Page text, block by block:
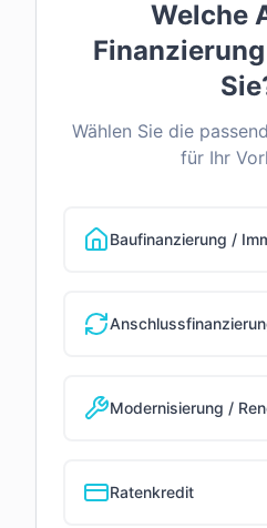
Welche
Wählen Sie die
für Ihr
Baufinanzierung /
Modernisierung /
Ratenkredit